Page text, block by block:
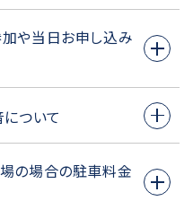
ただいたメールアドレ
したご案内をお送りい
名刺1名」をご提出くだ
ご記入いただきます。
も個別にお申し込みが
や当日お申し込み
ムページにて受付して
について
いただいております。
の場合の駐車料金